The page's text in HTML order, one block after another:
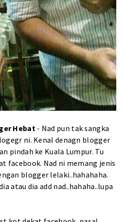
Hebat- Nad pun tak sangka
ni. Kenal denagn blogger
pindah ke Kuala Lumpur. Tu
facebook. Nad ni memang jenis
blogger lelaki..hahahaha.
atau dia add nad..hahaha..lupa